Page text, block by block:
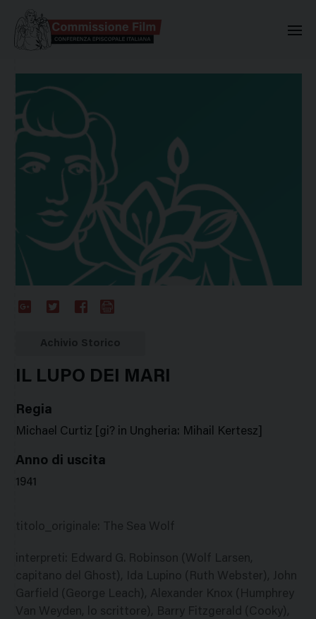
IL LUPO DEI MARI
Regia
Michael Curtiz [gi? in Ungheria: Mihail Kertesz]
Anno di uscita
1941
titolo_originale: The Sea Wolf
interpreti: Edward G. Robinson (Wolf Larsen,
capitano del Ghost), Ida Lupino (Ruth Webster), John
Garfield (George Leach), Alexander Knox (Humphrey
Van Weyden, lo scrittore), Barry Fitzgerald (Cooky),